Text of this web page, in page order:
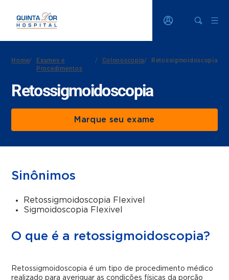
Home/
Exames e
Procedimentos
/ Colonoscopia/ Retossigmoidoscopia
Retossigmoidoscopia
Marque seu exame
Sinônimos
Retossigmoidoscopia Flexivel
Sigmoidoscopia Flexivel
O que é a retossigmoidoscopia?
Retossigmoidoscopia é um tipo de procedimento médico
realizado para averiguar as condições físicas da porção